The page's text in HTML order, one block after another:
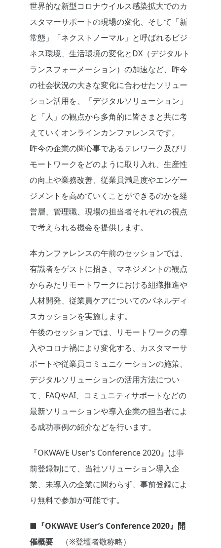
世界的な新型コロナウイルス感染拡大でのカ
スタマーサポートの現場の変化、そして「新
常態」「ネクストノーマル」と呼ばれるビジ
ネス環境、生活環境の変化とDX（デジタルト
ランスフォーメーション）の加速など、昨今
の社会状況の大きな変化に合わせたソリュー
ション活用を、「デジタルソリューション」
と「人」の観点から多角的に皆さまと共に考
えていくオンラインカンファレンスです。
昨今の企業の関心事であるテレワーク及びリ
モートワークをどのように取り入れ、生産性
の向上や業務改善、従業員満足度やエンゲー
ジメントを高めていくことができるのかを経
営層、管理職、現場の担当者それぞれの視点
で考えられる機会を提供します。
本カンファレンスの午前のセッションでは、
有識者をゲストに招き、マネジメントの観点
からみたリモートワークにおける組織推進や
人材開発、従業員ケアについてのパネルディ
スカッションを実施します。
午後のセッションでは、リモートワークの導
入やコロナ禍により変化する、カスタマーサ
ポートや従業員コミュニケーションの施策、
デジタルソリューションの活用方法につい
て、FAQやAI、コミュニティサポートなどの
最新ソリューションや導入企業の担当者によ
る成功事例の紹介などを行います。
『OKWAVE User’s Conference 2020』は事
前登録制にて、当社ソリューション導入企
業、未導入の企業に関わらず、事前登録によ
り無料で参加が可能です。
■『OKWAVE User’s Conference 2020』開
催概要 （※登壇者敬称略）